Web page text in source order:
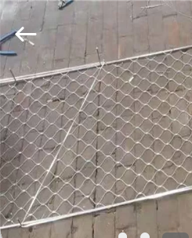
DOM
PRODUKTY
O
NAS
PING
XI
METAL
MESH
CO.,LTD.
All
Rights
Reserved.